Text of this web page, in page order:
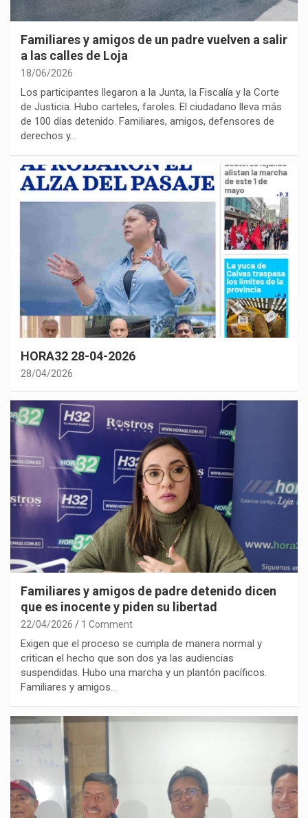
Familiares y amigos de un padre vuelven a salir
a las calles de Loja
18/06/2026
Los participantes llegaron a la Junta, la Fiscalía y la Corte
de Justicia. Hubo carteles, faroles. El ciudadano lleva más
de 100 días detenido. Familiares, amigos, defensores de
derechos y…
HORA32 28-04-2026
28/04/2026
Familiares y amigos de padre detenido dicen
que es inocente y piden su libertad
22/04/2026 1 Comment
Exigen que el proceso se cumpla de manera normal y
critican el hecho que son dos ya las audiencias
suspendidas. Hubo una marcha y un plantón pacíficos.
Familiares y amigos…